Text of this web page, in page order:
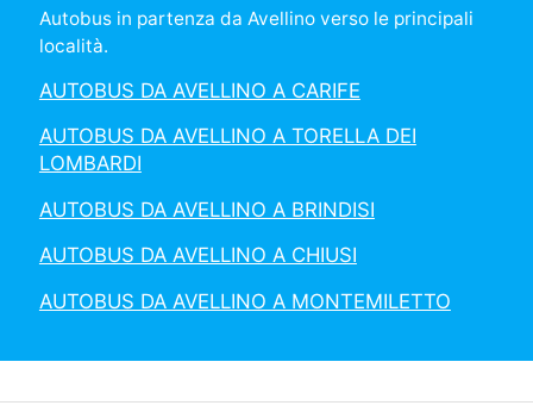
Autobus in partenza da Avellino verso le principali
località.
AUTOBUS DA AVELLINO A CARIFE
AUTOBUS DA AVELLINO A TORELLA DEI
LOMBARDI
AUTOBUS DA AVELLINO A BRINDISI
AUTOBUS DA AVELLINO A CHIUSI
AUTOBUS DA AVELLINO A MONTEMILETTO